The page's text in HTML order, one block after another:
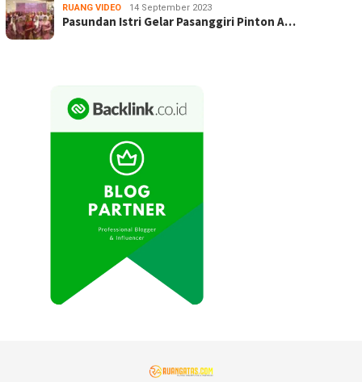
RUANG VIDEO 14 September 2023
Pasundan Istri Gelar Pasanggiri Pinton A…